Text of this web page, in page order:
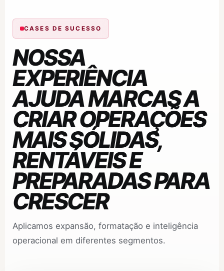
CASES DE SUCESSO
NOSSA
EXPERIÊNCIA
AJUDA MARCAS A
CRIAR OPERAÇÕES
MAIS SÓLIDAS,
RENTÁVEIS E
PREPARADAS PARA
CRESCER
Aplicamos expansão, formatação e inteligência
operacional em diferentes segmentos.